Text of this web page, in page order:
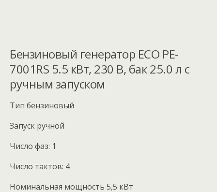
Бензиновый генератор ECO PE-
7001RS 5.5 кВт, 230 В, бак 25.0 л с
ручным запуском
Тип бензиновый
Запуск ручной
Число фаз: 1
Число тактов: 4
Номинальная мощность 5,5 кВт